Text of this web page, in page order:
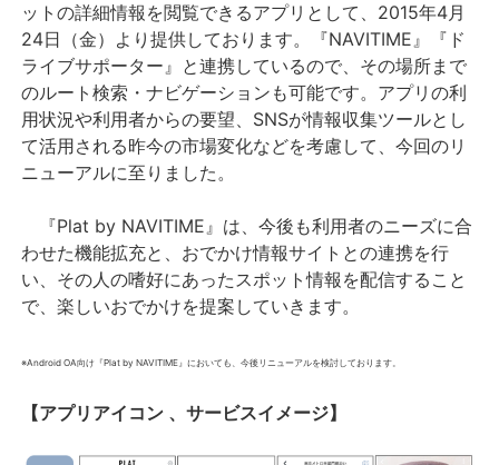
ットの詳細情報を閲覧できるアプリとして、2015年4月
24日（金）より提供しております。『NAVITIME』『ド
ライブサポーター』と連携しているので、その場所まで
のルート検索・ナビゲーションも可能です。アプリの利
用状況や利用者からの要望、SNSが情報収集ツールとし
て活用される昨今の市場変化などを考慮して、今回のリ
ニューアルに至りました。
『Plat by NAVITIME』は、今後も利用者のニーズに合
わせた機能拡充と、おでかけ情報サイトとの連携を行
い、その人の嗜好にあったスポット情報を配信すること
で、楽しいおでかけを提案していきます。
※Android OA向け『Plat by NAVITIME』においても、今後リニューアルを検討しております。
【アプリアイコン 、サービスイメージ】